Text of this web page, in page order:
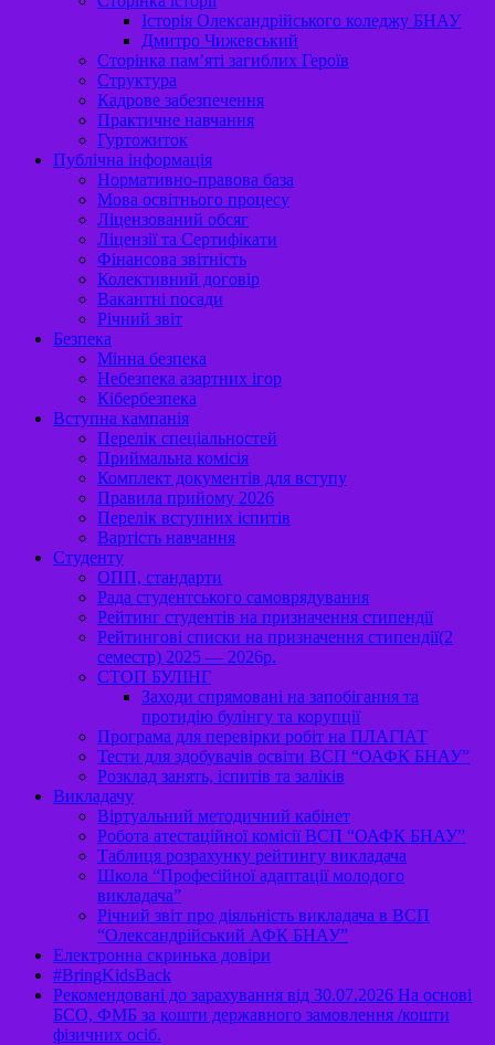
Історія Олександрійського коледжу БНАУ
Дмитро Чижевський
Сторінка пам’яті загиблих Героїв
Структура
Кадрове забезпечення
Практичне навчання
Гуртожиток
Публічна інформація
Нормативно-правова база
Мова освітнього процесу
Ліцензований обсяг
Ліцензії та Сертифікати
Фінансова звітність
Колективний договір
Вакантні посади
Річний звіт
Безпека
Мінна безпека
Небезпека азартних ігор
Кібербезпека
Вступна кампанія
Перелік спеціальностей
Приймальна комісія
Комплект документів для вступу
Правила прийому 2026
Перелік вступних іспитів
Вартість навчання
Студенту
ОПП, стандарти
Рада студентського самоврядування
Рейтинг студентів на призначення стипендії
Рейтингові списки на призначення стипендії(2
семестр) 2025 — 2026р.
СТОП БУЛІНГ
Заходи спрямовані на запобігання та
протидію булінгу та корупції
Програма для перевірки робіт на ПЛАГІАТ
Тести для здобувачів освіти ВСП “ОАФК БНАУ”
Розклад занять, іспитів та заліків
Викладачу
Віртуальний методичний кабінет
Робота атестаційної комісії ВСП “ОАФК БНАУ”
Таблиця розрахунку рейтингу викладача
Школа “Професійної адаптації молодого
викладача”
Річний звіт про діяльність викладача в ВСП
“Олександрійський АФК БНАУ”
Електронна скринька довіри
#BringKidsBack
Рекомендовані до зарахування від 30.07.2026 На основі
БСО, ФМБ за кошти державного замовлення /кошти
фізичних осіб.